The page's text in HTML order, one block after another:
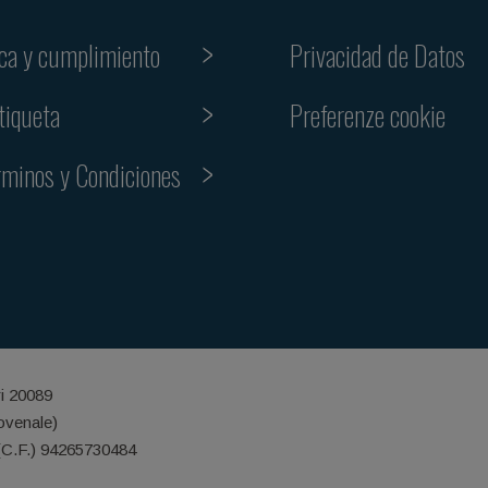
y cumplimiento
y Condiciones
Privacidad de Datos
Preferenze cookie
20089
94265730484